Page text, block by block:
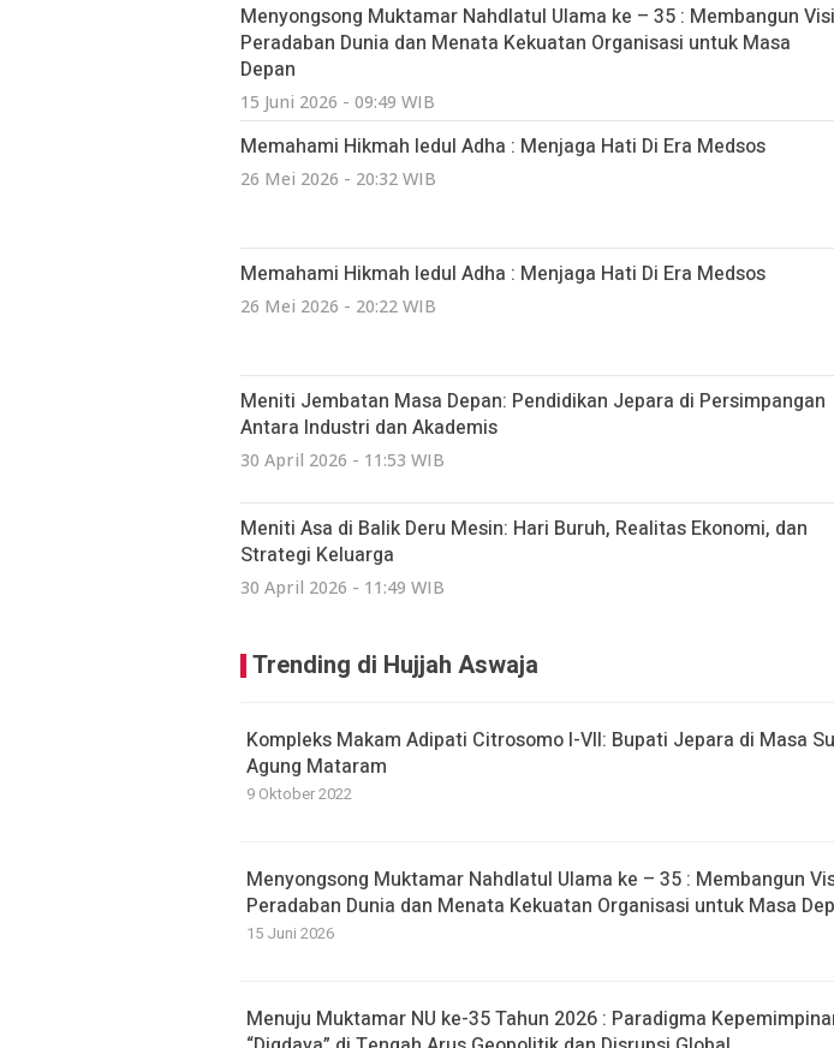
Menyongsong Muktamar Nahdlatul Ulama ke – 35 : Membangun Visi
Peradaban Dunia dan Menata Kekuatan Organisasi untuk Masa
Depan
15 Juni 2026 - 09:49 WIB
Memahami Hikmah Iedul Adha : Menjaga Hati Di Era Medsos
26 Mei 2026 - 20:32 WIB
Memahami Hikmah Iedul Adha : Menjaga Hati Di Era Medsos
26 Mei 2026 - 20:22 WIB
Meniti Jembatan Masa Depan: Pendidikan Jepara di Persimpangan
Antara Industri dan Akademis
30 April 2026 - 11:53 WIB
Meniti Asa di Balik Deru Mesin: Hari Buruh, Realitas Ekonomi, dan
Strategi Keluarga
30 April 2026 - 11:49 WIB
Trending di Hujjah Aswaja
Kompleks Makam Adipati Citrosomo I-VII: Bupati Jepara di Masa
Agung Mataram
9 Oktober 2022
Menyongsong Muktamar Nahdlatul Ulama ke – 35 : Membangun
Peradaban Dunia dan Menata Kekuatan Organisasi untuk Masa
15 Juni 2026
Menuju Muktamar NU ke-35 Tahun 2026 : Paradigma